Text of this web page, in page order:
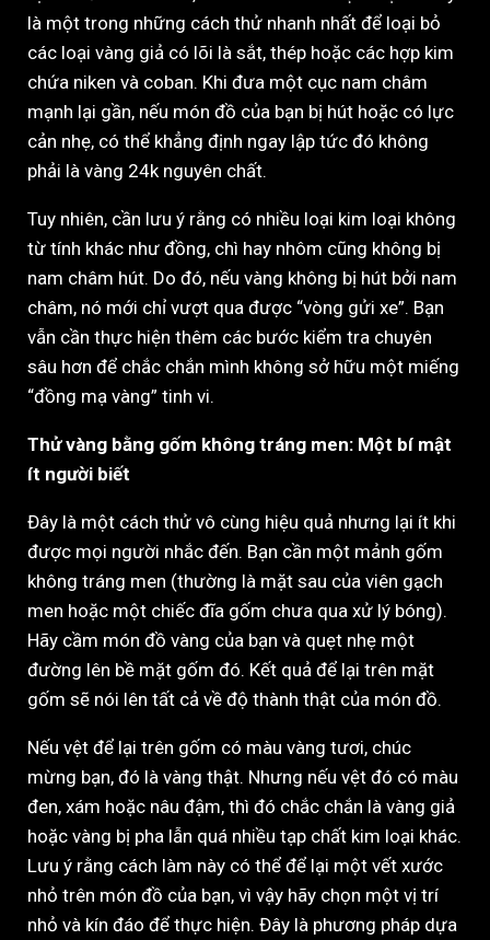
là một trong những cách thử nhanh nhất để loại bỏ
các loại vàng giả có lõi là sắt, thép hoặc các hợp kim
chứa niken và coban. Khi đưa một cục nam châm
mạnh lại gần, nếu món đồ của bạn bị hút hoặc có lực
cản nhẹ, có thể khẳng định ngay lập tức đó không
phải là vàng 24k nguyên chất.
Tuy nhiên, cần lưu ý rằng có nhiều loại kim loại không
từ tính khác như đồng, chì hay nhôm cũng không bị
nam châm hút. Do đó, nếu vàng không bị hút bởi nam
châm, nó mới chỉ vượt qua được “vòng gửi xe”. Bạn
vẫn cần thực hiện thêm các bước kiểm tra chuyên
sâu hơn để chắc chắn mình không sở hữu một miếng
“đồng mạ vàng” tinh vi.
Thử vàng bằng gốm không tráng men: Một bí mật
ít người biết
Đây là một cách thử vô cùng hiệu quả nhưng lại ít khi
được mọi người nhắc đến. Bạn cần một mảnh gốm
không tráng men (thường là mặt sau của viên gạch
men hoặc một chiếc đĩa gốm chưa qua xử lý bóng).
Hãy cầm món đồ vàng của bạn và quẹt nhẹ một
đường lên bề mặt gốm đó. Kết quả để lại trên mặt
gốm sẽ nói lên tất cả về độ thành thật của món đồ.
Nếu vệt để lại trên gốm có màu vàng tươi, chúc
mừng bạn, đó là vàng thật. Nhưng nếu vệt đó có màu
đen, xám hoặc nâu đậm, thì đó chắc chắn là vàng giả
hoặc vàng bị pha lẫn quá nhiều tạp chất kim loại khác.
Lưu ý rằng cách làm này có thể để lại một vết xước
nhỏ trên món đồ của bạn, vì vậy hãy chọn một vị trí
nhỏ và kín đáo để thực hiện. Đây là phương pháp dựa